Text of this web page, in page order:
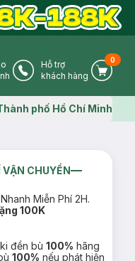
IconPhone Icon
Hỗ trợ
khách hàng
Cart
0
Map iconphố Hồ Chí Minh
VẬN CHUYỂN
Miễn Phí 2H.
100K
đền bù100% hãng
100% nếu phát hiện